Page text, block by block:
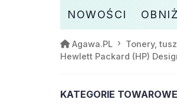
NOWOŚCI
Agawa.PL Tonery,
Hewlett Packard (HP)
KATEGORIE TOWAROWE